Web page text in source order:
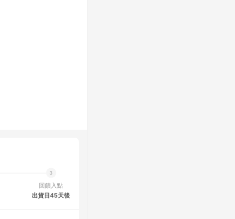
回饋入點
出貨日45天後